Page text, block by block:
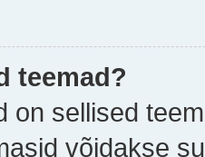
teemad?
on sellised
võidakse